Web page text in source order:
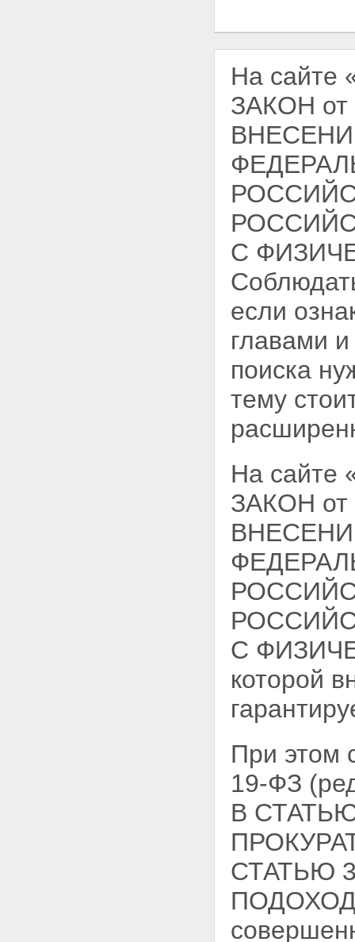
На сайте
ЗАКОН от
С
если
главами
поиска
тему
На сайте
ЗАКОН от
С
которой
При этом
19-ФЗ
В
СТАТЬЮ